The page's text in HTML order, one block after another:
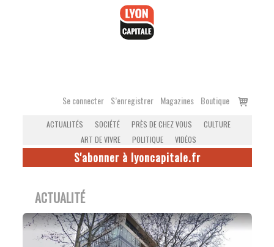
Se connecter S’enregistrer Magazines Boutique
Voir
ACTUALITÉS SOCIÉTÉ PRÈS DE CHEZ VOUS
CULTURE
ART DE VIVRE
POLITIQUE VIDÉOS
S'abonner à lyoncapitale.fr
ACTUALITÉ